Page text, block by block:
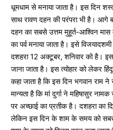
धूमधाम से मनाया जाता है। इस दिन
साथ रावण दहन की परंपरा भी है। आगे
दहन का सबसे उत्तम मुहूर्त-आश्विन मास
का पर्व मनाया जाता है। इसे
दशहरा 12 अक्टूबर, शनिवार को है।
जाना जाता है। इस त्योहार को लेकर
कहा जाता है कि इस दिन भगवान राम
मान्यता है कि मां दुर्गा ने महिषासुर
पर अच्छाई का प्रतीक है। दशहरा का
लेकिन इस दिन के शाम के समय को सबसे